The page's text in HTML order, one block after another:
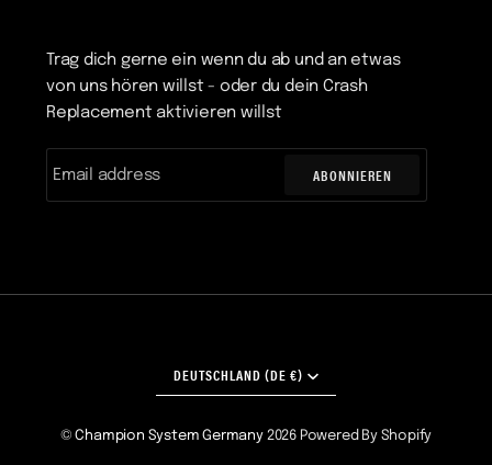
Trag dich gerne ein wenn du ab und an etwas
von uns hören willst - oder du dein Crash
Replacement aktivieren willst
ABONNIEREN
WÄHRUNG
DEUTSCHLAND (DE €)
©Champion System Germany2026 Powered By Shopify